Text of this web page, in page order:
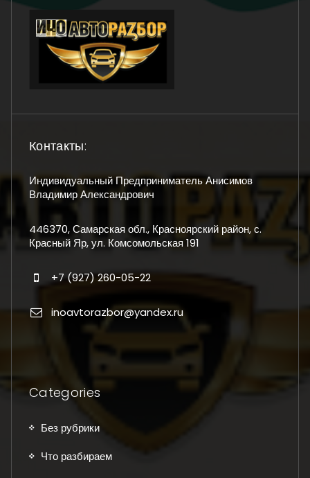
Контакты:
Индивидуальный Предприниматель Анисимов
Владимир Александрович
446370, Самарская обл., Красноярский район, с.
Красный Яр, ул. Комсомольская 191
+7 (927) 260-05-22
inoavtorazbor@yandex.ru
Categories
Без рубрики
Что разбираем